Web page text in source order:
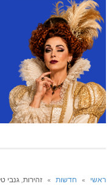
ראשי » חדשות » זהירות, גנבי